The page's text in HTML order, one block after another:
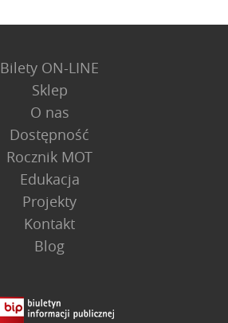
Bilety ON-LINE
Sklep
O nas
Dostępność
Rocznik MOT
Edukacja
Projekty
Kontakt
Blog